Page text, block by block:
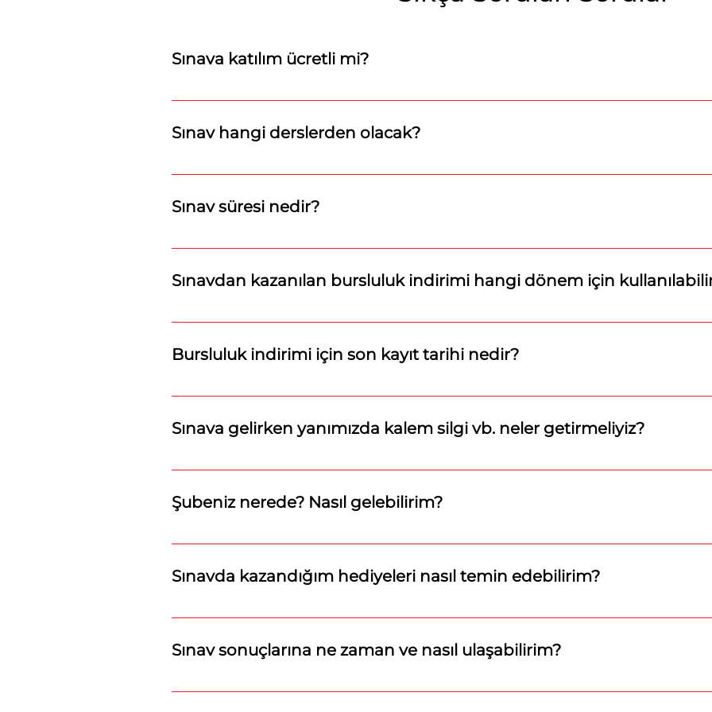
Sınava katılım ücretli mi?
Hayır, değil. Ücretsiz olarak katılabilirsiniz.
Sınav hangi derslerden olacak?
Sınav sadece İngilizceden olacak. Test ve Açık uçlu soru türlerinden karma bir sınav
Sınav süresi nedir?
· 2. sınıf 30 soru 75 dakika · 3. sınıf 40 soru 80 dakika · 4. sınıf 45 soru 85 dakika · 5.
Sınavdan kazanılan bursluluk indirimi hangi dönem için
2026-2027 Eğitim-Öğretim yılı kış dönemi veya yaz okulu kayıtları için geçerlidir.
Bursluluk indirimi için son kayıt tarihi nedir?
Bursluluk indiriminden yararlanabilmek için son kayıt tarihi 1 Mart 2026’dır.
Sınava gelirken yanımızda kalem silgi vb. neler getirmeliyiz?
Sınava gelirken kalem, silgi vb şahsi kırtasiye malzemelerinizi yanınızda getirmeniz
Şubeniz nerede? Nasıl gelebilirim?
Adresimiz: Kemalpaşa Mahallesi Cumhuriyet Meydanı No: 16 Çanakkale Merkez Cep
Sınavda kazandığım hediyeleri nasıl temin edebilirim?
Sınavda kazandığınız tüm hediye ve burslar kurumumuz tarafından velilerimize
Sınav sonuçlarına ne zaman ve nasıl ulaşabilirim?
8 Şubat 2026’dan itibaren sonuçlar sırası ile açıklanacaktır. 8 Şubat Pazartesi’den